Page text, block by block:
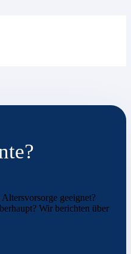
geeignet?
Wir berichten über